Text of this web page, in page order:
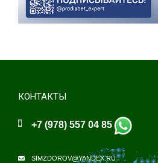
КОНТАКТЫ
+7 (978) 557 04 85
SIMZDOROV@YANDEX.RU